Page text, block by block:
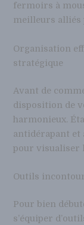
fermoirs à
meilleurs
Organisation
stratégique
Avant de
disposition de
harmonieux.
antidérapant et
pour visualiser
Outils
Pour bien
s’équiper